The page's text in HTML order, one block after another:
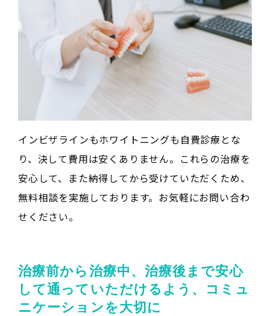
インビザラインもホワイトニングも自費診療とな
り、決して費用は安くありません。これらの治療を
安心して、また納得してから受けていただくため、
無料相談を実施しております。お気軽にお問い合わ
せください。
治療前から治療中、治療後まで安心
して通っていただけるよう、コミュ
ニケーションを大切に